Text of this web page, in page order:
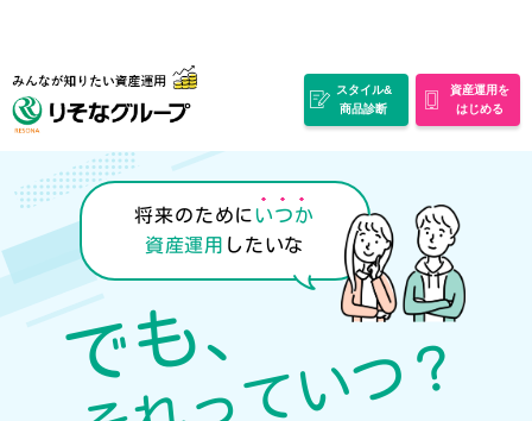
スタイル&
商品診断
資産運用を
はじめる
将来のために いつか
資産運用 したいな
でも、